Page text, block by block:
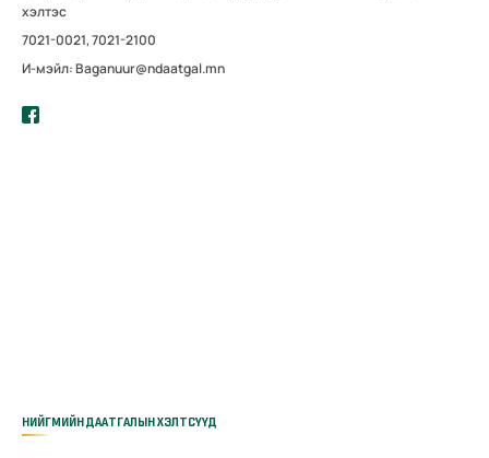
хэлтэс
7021-0021, 7021-2100
И-мэйл: Baganuur@ndaatgal.mn
НИЙГМИЙН ДААТГАЛЫН ХЭЛТСҮҮД